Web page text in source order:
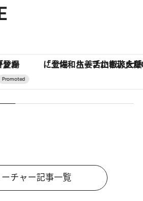
氷」がOMO7高知に登場！生姜、山椒、大葉など目にも舌にも涼を呼ぶ郷土の味 【夏限定ディナーコース】旬を
チャー記事一覧